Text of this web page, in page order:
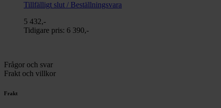
Tillfälligt slut / Beställningsvara
5 432,-
Tidigare pris: 6 390,-
Frågor och svar
Frakt och villkor
Frakt